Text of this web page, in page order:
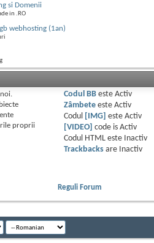
si Domenii
in .RO
webhosting (1an)
proprii
Codul BBeste Activ
Zâmbeteeste Activ
Codul
[IMG] este Activ
[VIDEO] code is Activ
Codul HTML este
Inactiv
Trackbacksare
Inactiv
Reguli Forum